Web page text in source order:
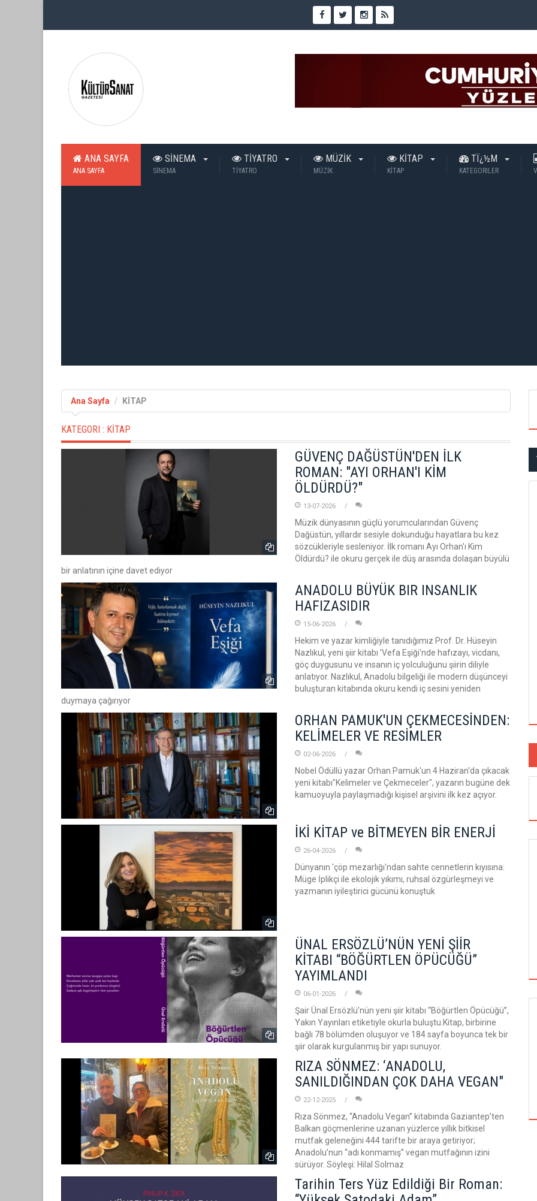
ANA SAYFA
ANA SAYFA
SİNEMA
SİNEMA
TİYATRO
TİYATRO
MÜZİK
MÜZİK
KİTAP
KİTAP
TÏ¿½M
KATEGORILER
Ana Sayfa KİTAP
KATEGORI : KİTAP
GÜVENÇ DAĞÜSTÜN'DEN İLK
ROMAN: "AYI ORHAN'I KİM
ÖLDÜRDÜ?"
13-07-2026
Müzik dünyasının güçlü yorumcularından Güvenç
Dağüstün, yıllardır sesiyle dokunduğu hayatlara bu kez
sözcükleriyle sesleniyor. İlk romanı Ayı Orhan'ı Kim
Öldürdü? ile okuru gerçek ile düş arasında dolaşan büyülü
bir anlatının içine davet ediyor
ANADOLU BÜYÜK BIR INSANLIK
HAFIZASIDIR
15-06-2026
Hekim ve yazar kimliğiyle tanıdığımız Prof. Dr. Hüseyin
Nazlıkul, yeni şiir kitabı 'Vefa Eşiği'nde hafızayı, vicdanı,
göç duygusunu ve insanın iç yolculuğunu şiirin diliyle
anlatıyor. Nazlıkul, Anadolu bilgeliği ile modern düşünceyi
buluşturan kitabında okuru kendi iç sesini yeniden
duymaya çağırıyor
ORHAN PAMUK'UN ÇEKMECESİNDEN:
KELİMELER VE RESİMLER
02-06-2026
Nobel Ödüllü yazar Orhan Pamuk'un 4 Haziran'da çıkacak
yeni kitabı"Kelimeler ve Çekmeceler", yazarın bugüne dek
kamuoyuyla paylaşmadığı kişisel arşivini ilk kez açıyor.
İKİ KİTAP ve BİTMEYEN BİR ENERJİ
26-04-2026
Dünyanın 'çöp mezarlığı'ndan sahte cennetlerin kıyısına:
Müge İplikçi ile ekolojik yıkımı, ruhsal özgürleşmeyi ve
yazmanın iyileştirici gücünü konuştuk
ÜNAL ERSÖZLÜ’NÜN YENİ ŞİİR
KİTABI “BÖĞÜRTLEN ÖPÜCÜĞÜ”
YAYIMLANDI
06-01-2026
Şair Ünal Ersözlü’nün yeni şiir kitabı “Böğürtlen Öpücüğü”,
Yakın Yayınları etiketiyle okurla buluştu.Kitap, birbirine
bağlı 78 bölümden oluşuyor ve 184 sayfa boyunca tek bir
şiir olarak kurgulanmış bir yapı sunuyor.
RIZA SÖNMEZ: ‘ANADOLU,
SANILDIĞINDAN ÇOK DAHA VEGAN"
22-12-2025
Rıza Sönmez, “Anadolu Vegan” kitabında Gaziantep’ten
Balkan göçmenlerine uzanan yüzlerce yıllık bitkisel
mutfak geleneğini 444 tarifte bir araya getiriyor;
Anadolu’nun “adı konmamış” vegan mutfağının izini
sürüyor. Söyleşi: Hilal Solmaz
Tarihin Ters Yüz Edildiği Bir Roman:
GÖRSEL SANATLAR
TUZBİBER, EDİNBURGH FRİNGE'DEKİ İLK
GÖSTERİSİNİ DENİZ GÖKTAŞ'LA YAPACAK